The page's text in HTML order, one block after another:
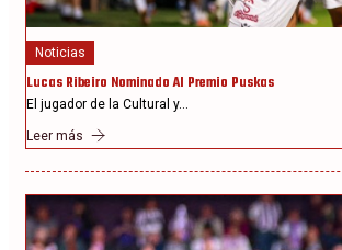
Noticias
Lucas Ribeiro Nominado Al Premio Puskas
El jugador de la Cultural y…
Leer más